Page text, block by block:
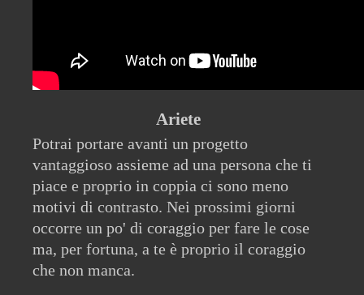
Ariete
Potrai portare avanti un progetto
vantaggioso assieme ad una persona che ti
piace e proprio in coppia ci sono meno
motivi di contrasto. Nei prossimi giorni
occorre un po' di coraggio per fare le cose
ma, per fortuna, a te è proprio il coraggio
che non manca.